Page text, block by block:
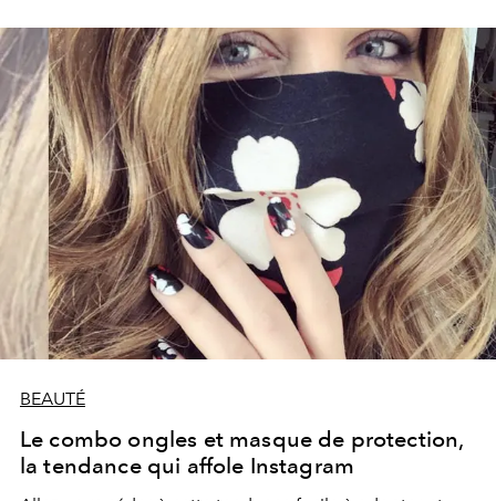
BEAUTÉ
Le combo ongles et masque de protection,
la tendance qui affole Instagram